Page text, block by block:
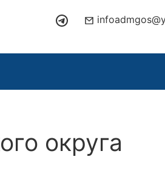
округа